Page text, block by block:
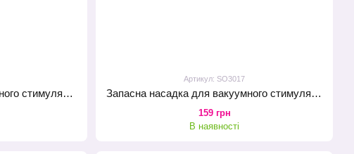
Запасні насадки для вакуумного стимулятора Satisfyer Pro 2 Climax Tips (широка і вузька)
Артикул: SO3017
Запасна насадка для вакуумного стимулятора Satisfyer 1 Climax Tips
159 грн
В наявності